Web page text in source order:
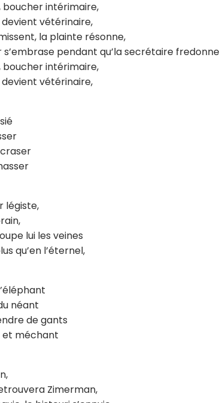
intérimaire,
vétérinaire,
la plainte résonne,
s’embrase pendant qu’la secrétaire fredonne
intérimaire,
vétérinaire,
légiste,
lui les veines
qu’en l’éternel,
néant
de gants
et méchant
Zimerman,